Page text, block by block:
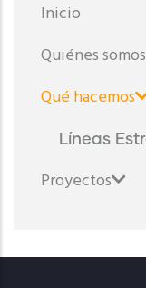
Inicio
Quiénes somos
Qué hacemos
Líneas
Proyectos